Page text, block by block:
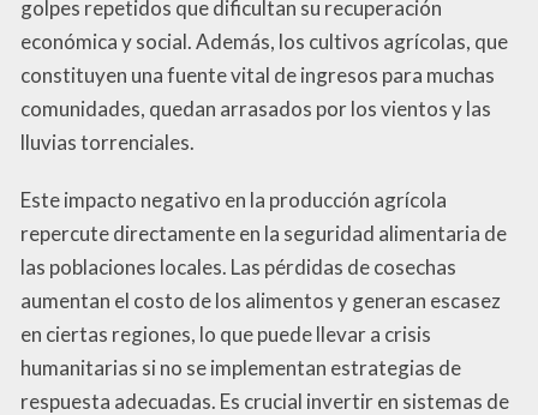
golpes repetidos que dificultan su recuperación
económica y social. Además, los cultivos agrícolas, que
constituyen una fuente vital de ingresos para muchas
comunidades, quedan arrasados por los vientos y las
lluvias torrenciales.
Este impacto negativo en la producción agrícola
repercute directamente en la seguridad alimentaria de
las poblaciones locales. Las pérdidas de cosechas
aumentan el costo de los alimentos y generan escasez
en ciertas regiones, lo que puede llevar a crisis
humanitarias si no se implementan estrategias de
respuesta adecuadas. Es crucial invertir en sistemas de